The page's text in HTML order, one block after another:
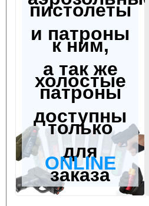
пистолеты
и патроны
к ним,
а так же
холостые
патроны
доступны
только
для
ONLINE
заказа